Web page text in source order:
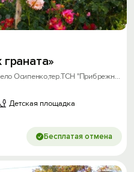
Севастополь, Качинский мун.округ,село Осипенко,тер.ТСН "Прибрежное " Качинское шоссе, дом 81
Детская площадка
Бесплатая отмена